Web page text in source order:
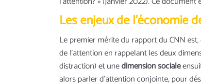
Les enjeux de l’économie
Le premier mérite du rapport du CNN
de l’attention en rappelant les deux
distraction) et unedimension sociale
alors parler d’attention conjointe, pour